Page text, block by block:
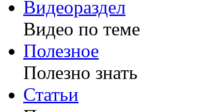
Видеораздел
Видео по теме
Полезное
Полезно знать
Статьи